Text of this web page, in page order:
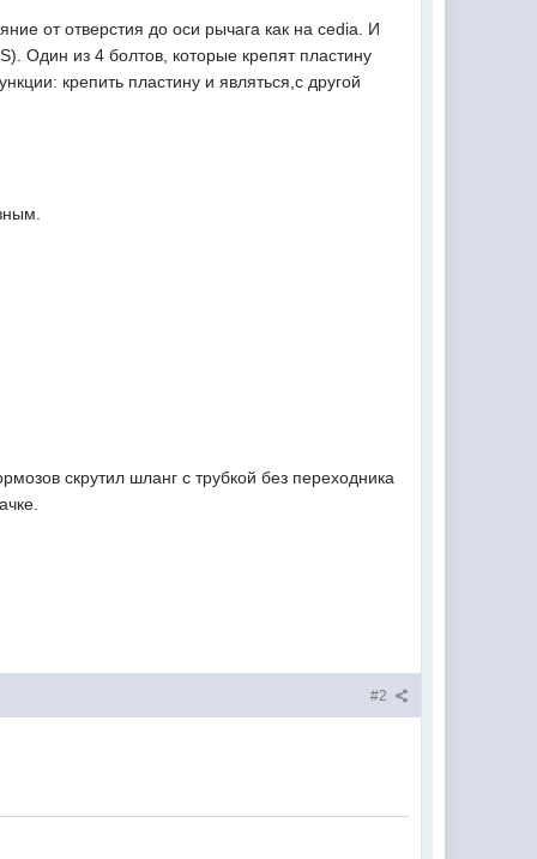
от отверстия до оси рычага как на cedia. И
Один из 4 болтов, которые крепят пластину
крепить пластину и являться,с другой
скрутил шланг с трубкой без переходника
#2